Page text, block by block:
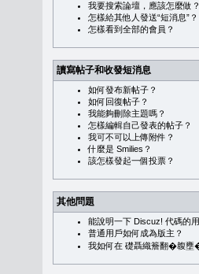
我要搜索論壇，應該怎麼做？
怎樣給其他人發送“短消息”？
怎樣看到全部的會員？
讀寫帖子和收發短消息
如何發布新帖子？
如何回復帖子？
我能夠刪除主題嗎？
怎樣編輯自己發表的帖子？
我可不可以上傳附件？
什麼是 Smilies？
該怎樣發起一個投票？
其他問題
能說明一下 Discuz! 代碼的
普通用戶如何成為版主？
我如何在 礎聶織簷翻�䪖壅